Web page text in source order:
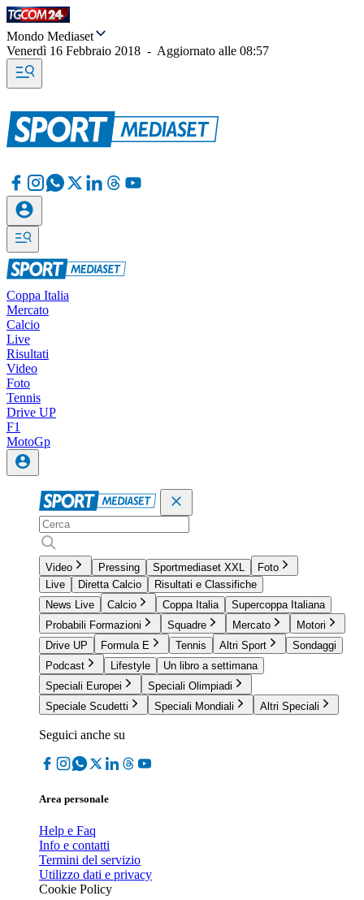
Mondo Mediaset
Venerdì 16 Febbraio 2018 - Aggiornato alle 08:57
Coppa Italia
Mercato
Calcio
Live
Risultati
Video
Foto
Tennis
Drive UP
F1
MotoGp
Video Pressing Sportmediaset XXL
Foto
Live
Diretta Calcio
Risultati e Classifiche
News Live
Calcio Coppa Italia
Supercoppa Italiana
Probabili Formazioni
Squadre Mercato
Motori
Drive UP
Formula E Tennis Altri Sport
Sondaggi
Podcast
Lifestyle
Un libro a settimana
Speciali Europei
Speciali Olimpiadi
Speciale Scudetti
Speciali Mondiali Altri Speciali
Seguici anche su
Area personale
Help e Faq
Info e contatti
Termini del servizio
Utilizzo dati e privacy
Cookie Policy